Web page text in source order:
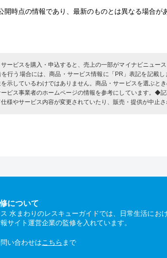
開時点の情報であり、最新のものとは異なる場合が
ービスを購入・申込すると、売上の一部がマイナビニュー
を行う場合には、商品・サービス情報に「PR」表記を記載
示しているわけではありません。商品・サービスを選ぶと
ビス事業者のホームページの情報を参考にしています。◆
様やサービス内容が変更されていたり、販売・提供が中止さ
について
水まわりのレスキューガイドでは、日常生活にお
サイト運営企業の監修を入れています。
い合わせはこちら まで